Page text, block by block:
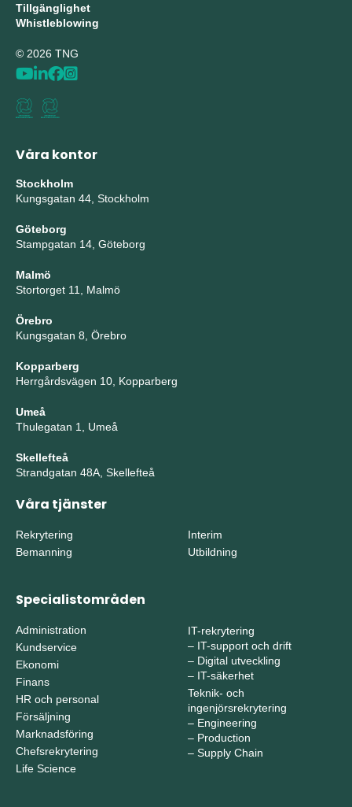
Tillgänglighet
Whistleblowing
© 2026 TNG
Våra kontor
Stockholm
Kungsgatan 44, Stockholm
Göteborg
Stampgatan 14, Göteborg
Malmö
Stortorget 11, Malmö
Örebro
Kungsgatan 8, Örebro
Kopparberg
Herrgårdsvägen 10, Kopparberg
Umeå
Thulegatan 1, Umeå
Skellefteå
Strandgatan 48A, Skellefteå
Våra tjänster
Rekrytering
Bemanning
Interim
Utbildning
Specialistområden
Administration
Kundservice
Ekonomi
Finans
HR och personal
Försäljning
Marknadsföring
Chefsrekrytering
Life Science
IT-rekrytering
– IT-support och drift
– Digital utveckling
– IT-säkerhet
Teknik- och
ingenjörsrekrytering
– Engineering
– Production
– Supply Chain